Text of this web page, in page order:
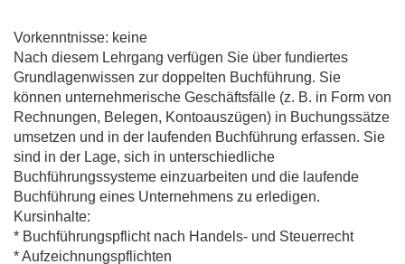
Vorkenntnisse: keine
Nach diesem Lehrgang verfügen Sie über fundiertes
Grundlagenwissen zur doppelten Buchführung. Sie
können unternehmerische Geschäftsfälle (z. B. in Form von
Rechnungen, Belegen, Kontoauszügen) in Buchungssätze
umsetzen und in der laufenden Buchführung erfassen. Sie
sind in der Lage, sich in unterschiedliche
Buchführungssysteme einzuarbeiten und die laufende
Buchführung eines Unternehmens zu erledigen.
Kursinhalte:
* Buchführungspflicht nach Handels- und Steuerrecht
* Aufzeichnungspflichten